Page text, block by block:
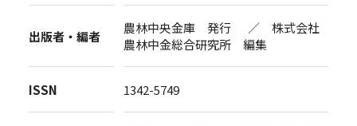
出版者・編者
農林中央金庫 発行 ／ 株式会社
農林中金総合研究所 編集
ISSN 1342-5749